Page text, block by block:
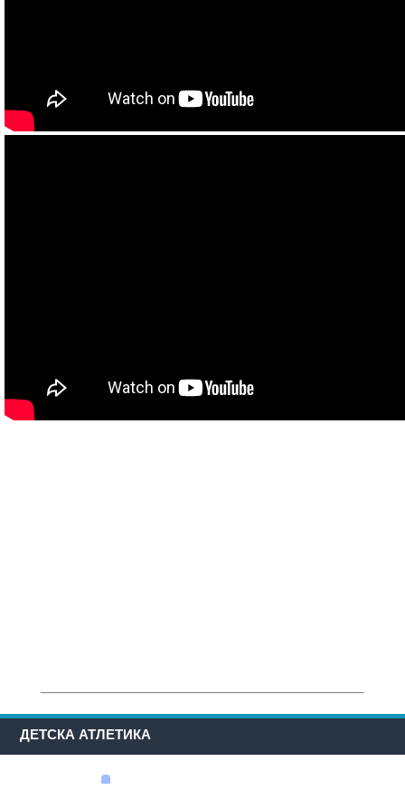
ДЕТСКА АТЛЕТИКА